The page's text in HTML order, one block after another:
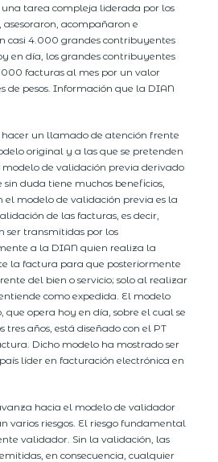
una tarea compleja liderada por los
asesoraron, acompañaron e
casi 4.000 grandes contribuyentes
en día, los grandes contribuyentes
facturas al mes por un valor
de pesos. Información que la DIAN
hacer un llamado de atención frente
original y a las que se pretenden
modelo de validación previa derivado
duda tiene muchos beneficios,
el modelo de validación previa es la
de las facturas, es decir,
ser transmitidas por los
a la DIAN quien realiza la
la factura para que posteriormente
del bien o servicio; solo al realizar
como expedida. El modelo
opera hoy en día, sobre el cual se
años, está diseñado con el PT
Dicho modelo ha mostrado ser
líder en facturación electrónica en
hacia el modelo de validador
varios riesgos. El riesgo fundamental
validador. Sin la validación, las
en consecuencia, cualquier